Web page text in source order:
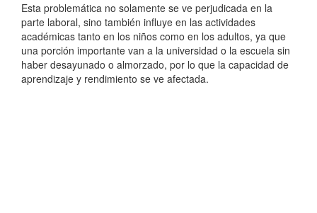
Esta problemática no solamente se ve perjudicada en la
parte laboral, sino también influye en las actividades
académicas tanto en los niños como en los adultos, ya que
una porción importante van a la universidad o la escuela sin
haber desayunado o almorzado, por lo que la capacidad de
aprendizaje y rendimiento se ve afectada.